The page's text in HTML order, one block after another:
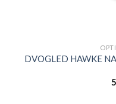
DVOGLED HAWKE